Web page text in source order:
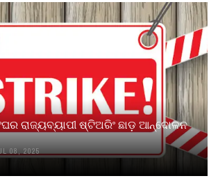
ରାଜ୍ୟବ୍ୟାପୀ ଷ୍ଟିଅରିଂ ଛାଡ଼ ଆନ୍ଦୋଳନ
08, 2025